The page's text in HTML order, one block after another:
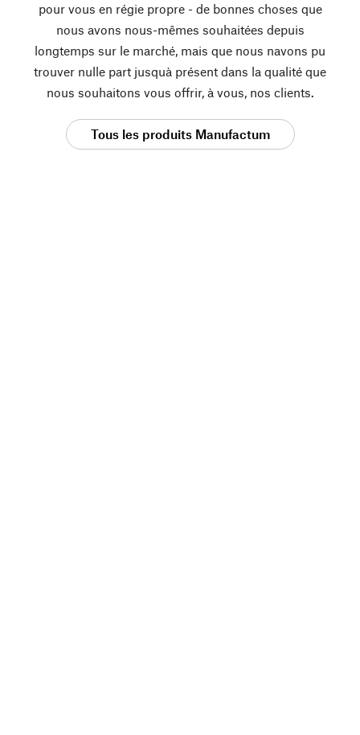
pour vous en régie propre - de bonnes choses que
nous avons nous-mêmes souhaitées depuis
longtemps sur le marché, mais que nous navons pu
trouver nulle part jusquà présent dans la qualité que
nous souhaitons vous offrir, à vous, nos clients.
Tous les produits Manufactum